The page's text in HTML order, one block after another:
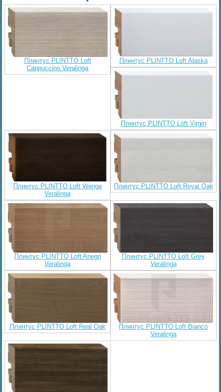
Плинтус PLINTTO Loft
Cappuccino Veralinga
Плинтус PLINTTO Loft Alaska
Плинтус PLINTTO Loft Virgin
Плинтус PLINTTO Loft Wenge
Veralinga
Плинтус PLINTTO Loft Royal Oak
Плинтус PLINTTO Loft Anegri
Veralinga
Плинтус PLINTTO Loft Grey
Veralinga
Плинтус PLINTTO Loft Real Oak
Плинтус PLINTTO Loft Bianco
Veralinga